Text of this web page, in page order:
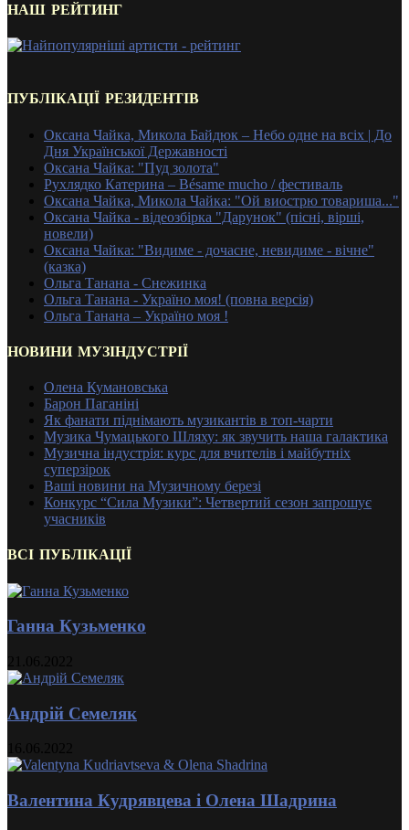
НАШ РЕЙТИНГ
ПУБЛІКАЦІЇ РЕЗИДЕНТІВ
Оксана Чайка, Микола Байдюк – Небо одне на всіх | До
Дня Української Державності
Оксана Чайка: "Пуд золота"
Рухлядко Катерина – Bésame mucho / фестиваль
Оксана Чайка, Микола Чайка: "Ой виострю товариша..."
Оксана Чайка - відеозбірка "Дарунок" (пісні, вірші,
новели)
Оксана Чайка: "Видиме - дочасне, невидиме - вічне"
(казка)
Ольга Танана - Снежинка
Ольга Танана - Україно моя! (повна версія)
Ольга Танана – Україно моя !
НОВИНИ МУЗІНДУСТРІЇ
Олена Кумановська
Барон Паганіні
Як фанати піднімають музикантів в топ-чарти
Музика Чумацького Шляху: як звучить наша галактика
Музична індустрія: курс для вчителів і майбутніх
суперзірок
Ваші новини на Музичному березі
Конкурс “Сила Музики”: Четвертий сезон запрошує
учасників
ВСІ ПУБЛІКАЦІЇ
Ганна Кузьменко
Андрій Семеляк
Валентина Кудрявцева і Олена Шадрина